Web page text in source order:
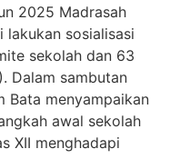
2025 Madrasah
lakukan sosialisasi
sekolah dan 63
Dalam sambutan
Bata menyampaikan
awal sekolah
XII menghadapi